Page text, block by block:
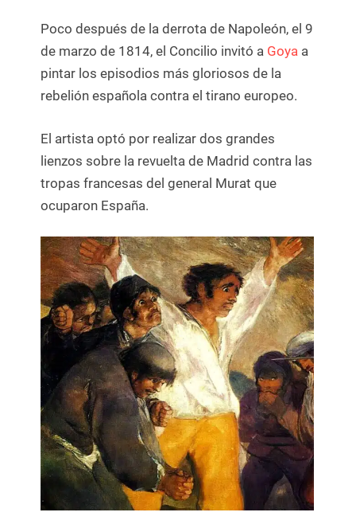
Poco después de la derrota de Napoleón, el 9
de marzo de 1814, el Concilio invitó a Goya a
pintar los episodios más gloriosos de la
rebelión española contra el tirano europeo.
El artista optó por realizar dos grandes
lienzos sobre la revuelta de Madrid contra las
tropas francesas del general Murat que
ocuparon España.